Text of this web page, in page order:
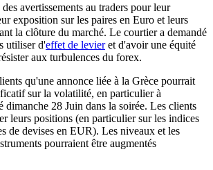
avertissements au traders pour leur
exposition sur les paires en Euro et leurs
la clôture du marché. Le courtier a demandé
utiliser d'effet de levieret d'avoir une équité
aux turbulences du forex.
qu'une annonce liée à la Grèce pourrait
sur la volatilité, en particulier à
dimanche 28 Juin dans la soirée. Les clients
leurs positions (en particulier sur les indices
de devises en EUR). Les niveaux et les
pourraient être augmentés